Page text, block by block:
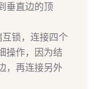
垂直边的顶
锁，连接四个
操作，因为结
，再连接另外